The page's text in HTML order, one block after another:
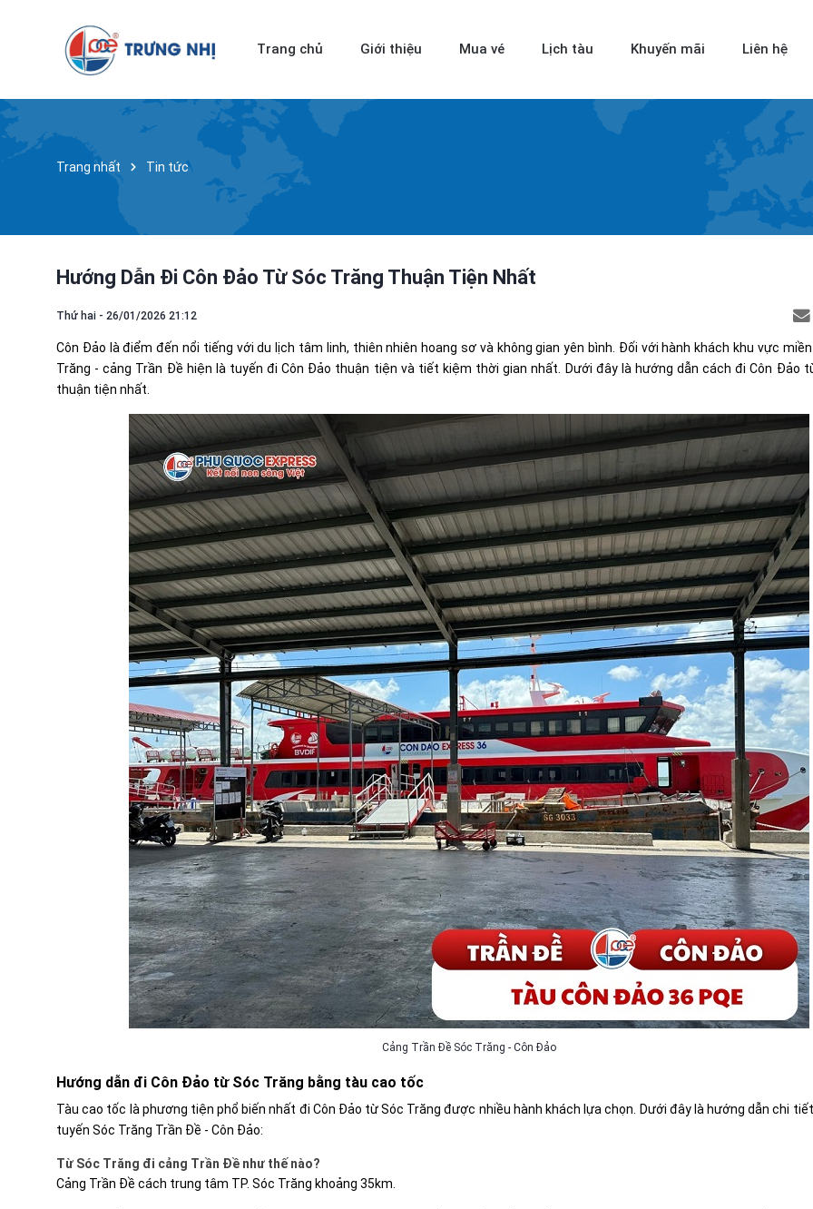
Trang chủ Giới thiệu Mua vé Lịch tàu Khuyến mãi Liên hệ
Trang nhất Tin tức
Hướng Dẫn Đi Côn Đảo Từ Sóc Trăng Thuận Tiện Nhất
Thứ hai - 26/01/2026 21:12
Côn Đảo là điểm đến nổi tiếng với du lịch tâm linh, thiên nhiên hoang sơ và không gian yên bình. Đối với hành khách khu vực
Trăng - cảng Trần Đề hiện là tuyến đi Côn Đảo thuận tiện và tiết kiệm thời gian nhất. Dưới đây là hướng dẫn cách đi Côn Đảo
thuận tiện nhất.
Cảng Trần Đề Sóc Trăng - Côn Đảo
Hướng dẫn đi Côn Đảo từ Sóc Trăng bằng tàu cao tốc
Tàu cao tốc là phương tiện phổ biến nhất đi Côn Đảo từ Sóc Trăng được nhiều hành khách lựa chọn. Dưới đây là hướng dẫn chi
tuyến Sóc Trăng Trần Đề - Côn Đảo:
Từ Sóc Trăng đi cảng Trần Đề như thế nào?
Cảng Trần Đề cách trung tâm TP. Sóc Trăng khoảng 35km.